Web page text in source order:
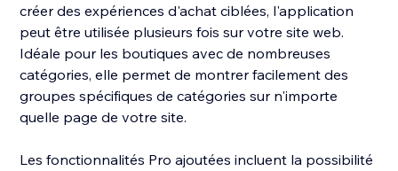
créer des expériences d'achat ciblées, l'application
peut être utilisée plusieurs fois sur votre site web.
Idéale pour les boutiques avec de nombreuses
catégories, elle permet de montrer facilement des
groupes spécifiques de catégories sur n'importe
quelle page de votre site.
Les fonctionnalités Pro ajoutées incluent la possibilité